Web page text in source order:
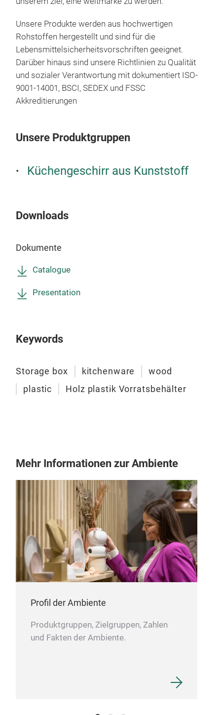
Unsere Produkte werden aus hochwertigen
Rohstoffen hergestellt und sind für die
Lebensmittelsicherheitsvorschriften geeignet.
Darüber hinaus sind unsere Richtlinien zu Qualität
und sozialer Verantwortung mit dokumentiert ISO-
9001-14001, BSCI, SEDEX und FSSC
Akkreditierungen
Unsere Produktgruppen
Küchengeschirr aus Kunststoff
Downloads
Dokumente
Catalogue
Presentation
Keywords
Storage box kitchenware
wood
plastic
Holz plastik Vorratsbehälter
Mehr Informationen zur Ambiente
Profil der Ambiente
Produktgruppen, Zielgruppen, Zahlen
und Fakten der Ambiente.